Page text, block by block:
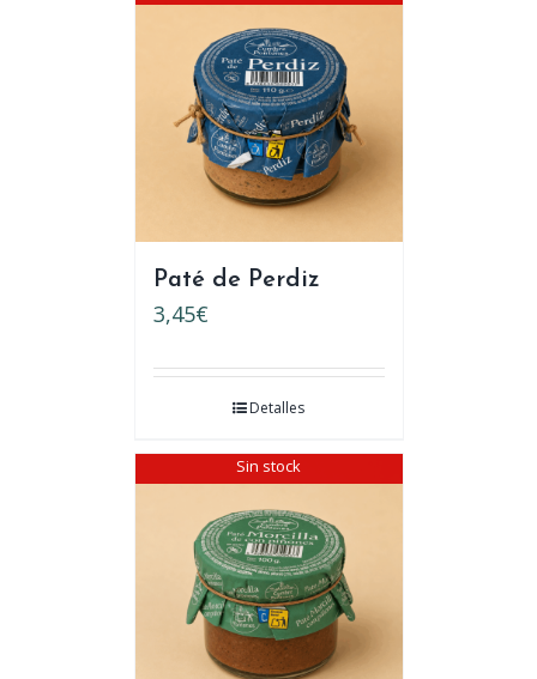
Paté de Perdiz
3,45€
Detalles
Sin stock